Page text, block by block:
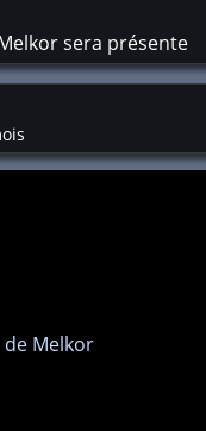
sera présente
de Melkor